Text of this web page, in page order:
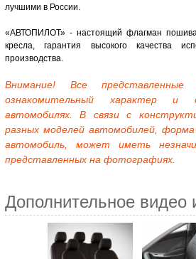
лучшими в России.
«АВТОПИЛОТ» - настоящий флагман
кресла, гарантия высокого качества
производства.
Внимание! Все
ознакомительный характер и
автомобилях. В связи с
разных моделей автомобилей,
автомобиль, может иметь
представленных на фотографиях.
Дополнительное видео